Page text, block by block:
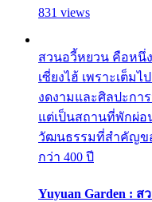
831 views
สวนอวี้หยวน คือหนึ่
เซี่ยงไฮ้ เพราะเต็ม
งดงามและศิลปะกา
แต่เป็นสถานที่พักผ่อ
วัฒนธรรมที่สำคัญข
กว่า 400 ปี
Yuyuan Garden :